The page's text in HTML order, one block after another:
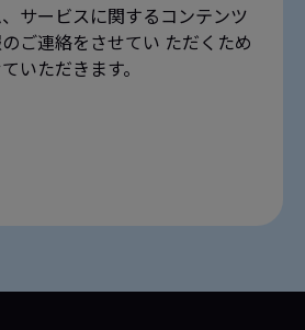
サービスに関するコンテンツ
ご連絡をさせてい ただくため
いただきます。